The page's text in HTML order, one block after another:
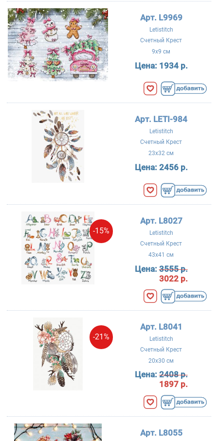
Арт. L9969
Letistitch
Счетный Крест
9x9 см
Цена: 1934 р.
Арт. LETI-984
Letistitch
Счетный Крест
23x32 см
Цена: 2456 р.
-15%
Арт. L8027
Letistitch
Счетный Крест
43x41 см
Цена:3555 р.
3022 р.
-21%
Арт. L8041
Letistitch
Счетный Крест
20x30 см
Цена:2408 р.
1897 р.
Арт. L8055